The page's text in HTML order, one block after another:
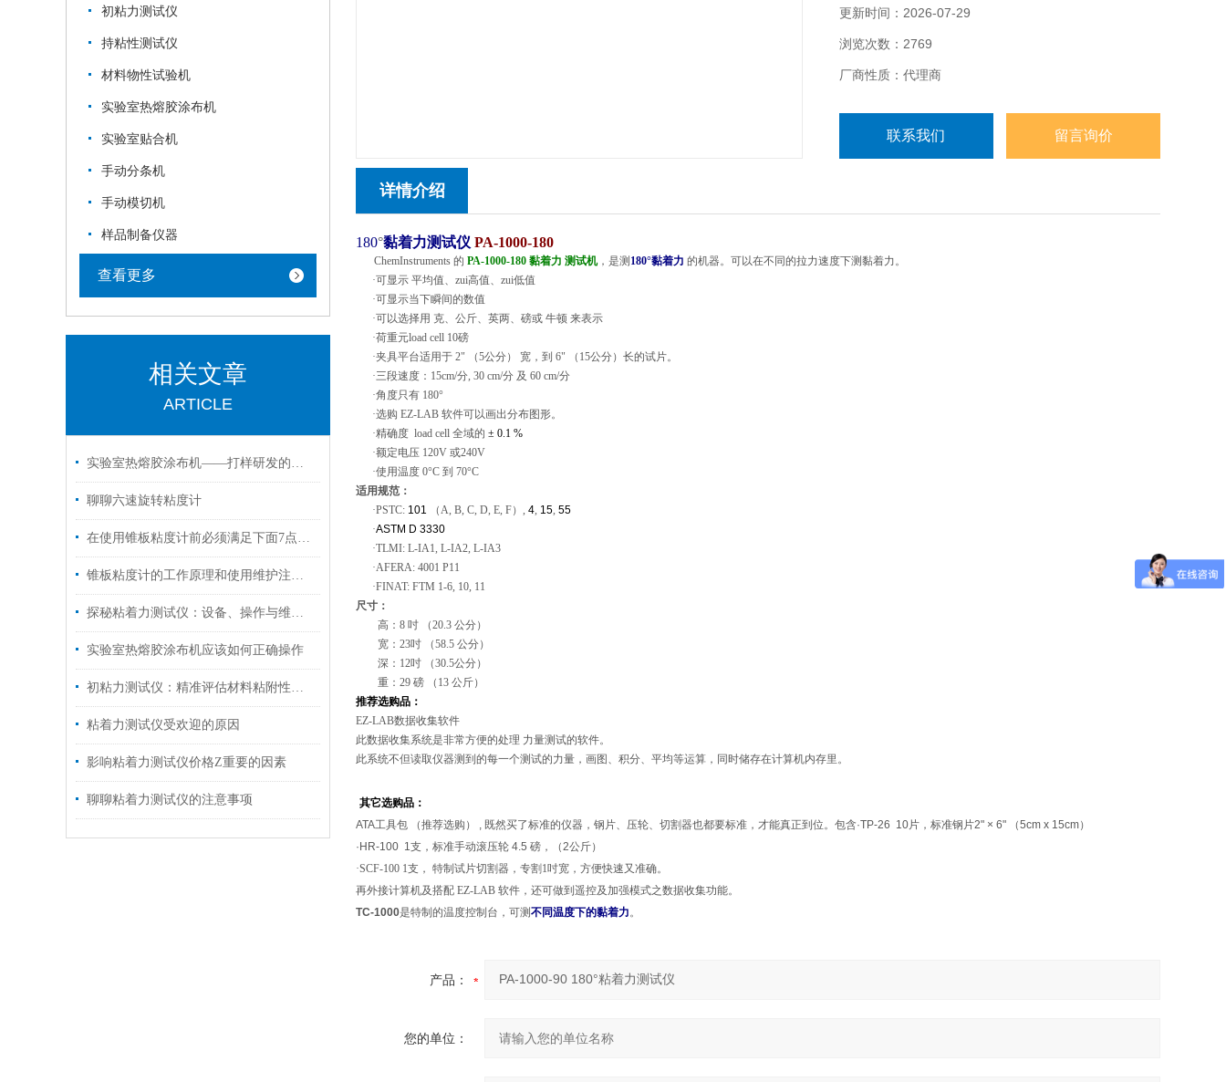
初粘力测试仪
持粘性测试仪
材料物性试验机
实验室热熔胶涂布机
实验室贴合机
手动分条机
手动模切机
样品制备仪器
查看更多
相关文章
ARTICLE
实验室热熔胶涂布机——打样研发的精准涂布利器
聊聊六速旋转粘度计
在使用锥板粘度计前必须满足下面7点要求
锥板粘度计的工作原理和使用维护注意事项
探秘粘着力测试仪：设备、操作与维护全解析
实验室热熔胶涂布机应该如何正确操作
初粘力测试仪：精准评估材料粘附性能的关键工具
粘着力测试仪受欢迎的原因
影响粘着力测试仪价格Z重要的因素
聊聊粘着力测试仪的注意事项
更新时间：2026-07-29
浏览次数：2769
厂商性质：代理商
联系我们 留言询价
详情介绍
180°黏着力测试仪 PA-1000-180
ChemInstruments 的 PA-1000-180 黏着力 测试机，是测 180°黏着力 的机器。可以在不同的拉力速度下测黏着力。
·可显示 平均值、zui高值、zui低值
·可显示当下瞬间的数值
·可以选择用 克、公斤、英两、磅或 牛顿 来表示
·荷重元load cell 10磅
·夹具平台适用于 2" （5公分） 宽，到 6" （15公分） 长的试片。
·三段速度： 15cm/分, 30 cm/分 及 60 cm/分
·角度只有 180°
·选购 EZ-LAB 软件可以画出分布图形。
·精确度 load cell 全域的 ± 0.1 %
·额定电压 120V 或240V
·使用温度 0°C 到 70°C
适用规范：
·PSTC: 101 （A, B, C, D, E, F）, 4, 15, 55
·ASTM D 3330
·TLMI: L-IA1, L-IA2, L-IA3
·AFERA: 4001 P11
·FINAT: FTM 1-6, 10, 11
尺寸：
高： 8 吋 （20.3 公分）
宽： 23吋 （58.5 公分）
深： 12吋 （30.5公分）
重： 29 磅 （13 公斤）
推荐选购品：
EZ-LAB数据收集软件
此数据收集系统是非常方便的处理 力量测试的软件。
此系统不但读取仪器测到的每一个测试的力量，画图、积分、平均等运算，同时储存在计算机内存里。
其它选购品：
ATA工具包 （推荐选购 ） , 既然买了标准的仪器，钢片、压轮、切割器也都要标准，才能真正到位。包含·TP-26 10片，标准钢片2" × 6" （5cm x 15cm）
· HR-100 1支，标准手动滚压轮 4.5 磅 ，（2公斤）
·SCF-100 1支， 特制试片切割器，专割 1吋宽，方便快速又准确。
再外接计算机及搭配 EZ-LAB 软件 ，还可做到遥控及加强模式之数据收集功能。
TC-1000是特制的温度控制台，可测不同温度下的黏着力。
产品：
您的单位：